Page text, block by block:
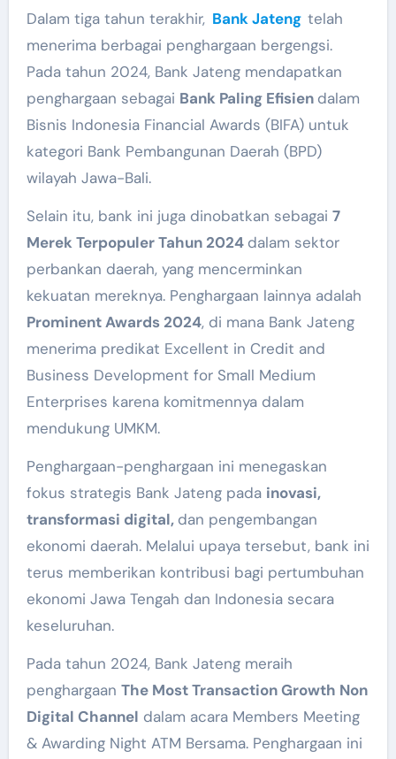
Dalam tiga tahun terakhir, Bank Jateng telah
menerima berbagai penghargaan bergengsi.
Pada tahun 2024, Bank Jateng mendapatkan
penghargaan sebagai Bank Paling Efisien dalam
Bisnis Indonesia Financial Awards (BIFA) untuk
kategori Bank Pembangunan Daerah (BPD)
wilayah Jawa-Bali.
Selain itu, bank ini juga dinobatkan sebagai 7
Merek Terpopuler Tahun 2024 dalam sektor
perbankan daerah, yang mencerminkan
kekuatan mereknya. Penghargaan lainnya adalah
Prominent Awards 2024, di mana Bank Jateng
menerima predikat Excellent in Credit and
Business Development for Small Medium
Enterprises karena komitmennya dalam
mendukung UMKM.
Penghargaan-penghargaan ini menegaskan
fokus strategis Bank Jateng pada inovasi,
transformasi digital, dan pengembangan
ekonomi daerah. Melalui upaya tersebut, bank ini
terus memberikan kontribusi bagi pertumbuhan
ekonomi Jawa Tengah dan Indonesia secara
keseluruhan.
Pada tahun 2024, Bank Jateng meraih
penghargaan The Most Transaction Growth Non
Digital Channel dalam acara Members Meeting
& Awarding Night ATM Bersama. Penghargaan ini